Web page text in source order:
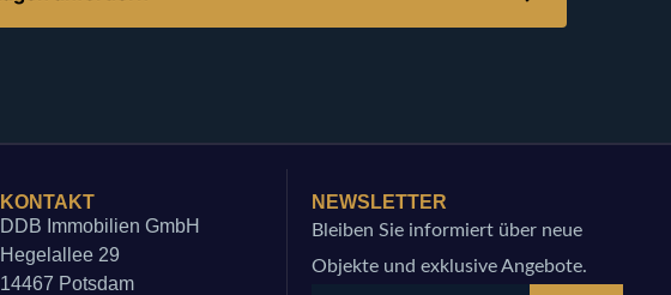
KONTAKT
DDB Immobilien GmbH
Hegelallee 29
14467 Potsdam
NEWSLETTER
Bleiben Sie informiert über neue
Objekte und exklusive Angebote.